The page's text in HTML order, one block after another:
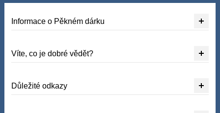
Informace o Pěkném dárku
Víte, co je dobré vědět?
Důležité odkazy